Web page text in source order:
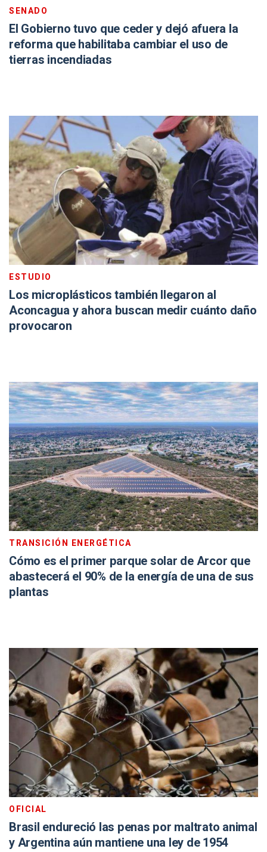
SENADO
El Gobierno tuvo que ceder y dejó afuera la
reforma que habilitaba cambiar el uso de
tierras incendiadas
ESTUDIO
Los microplásticos también llegaron al
Aconcagua y ahora buscan medir cuánto daño
provocaron
TRANSICIÓN ENERGÉTICA
Cómo es el primer parque solar de Arcor que
abastecerá el 90% de la energía de una de sus
plantas
OFICIAL
Brasil endureció las penas por maltrato animal
y Argentina aún mantiene una ley de 1954